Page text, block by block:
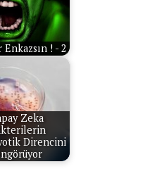
Enkazsın ! - 2
Zeka
Direncini